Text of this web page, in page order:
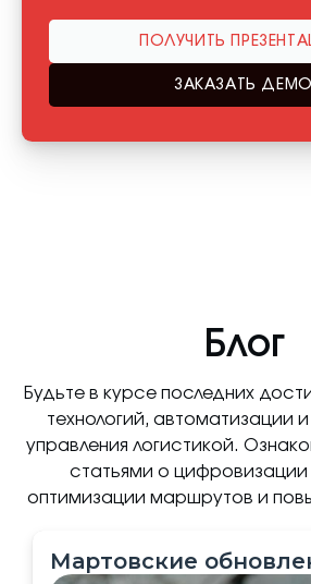
ПОЛУЧИТЬ
ЗАКАЗАТЬ ДЕМО
Блог
Будьте в курсе последних
технологий, автоматизации
управления логистикой.
статьями о
оптимизации маршрутов и
Мартовские